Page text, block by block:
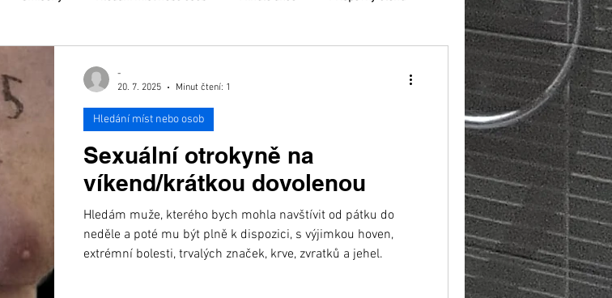
Sexuální otrokyně na
víkend/krátkou dovolenou
Hledám muže, kterého bych mohla navštívit od pátku do
neděle a poté mu být plně k dispozici, s výjimkou hoven,
extrémní bolesti, trvalých značek, krve, zvratků a jehel.
Hledání míst nebo osob
-
20. 7. 2025
Minut čtení: 1